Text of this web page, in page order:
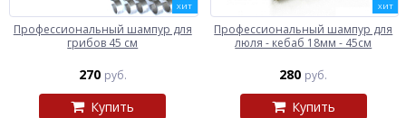
ХИТ
Профессиональный шампур для
грибов 45 см
270 руб.
Купить
ХИТ
Профессиональный шампур для
люля - кебаб 18мм - 45см
280 руб.
Купить